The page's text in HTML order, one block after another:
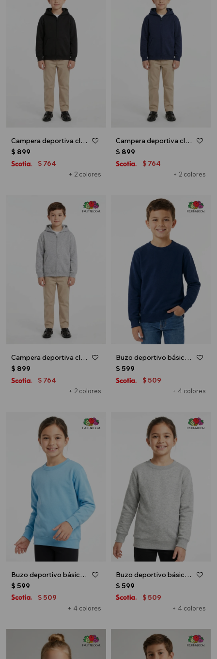
Campera deportiva clásica con capucha - UNISEX - Negro
+ 2 colores
$ 899
$ 764
Campera deportiva clásica con capucha - UNISEX - Azul marino
+ 2 colores
$ 899
$ 764
Campera deportiva clásica con capucha - UNISEX - Gris melange claro
+ 2 colores
$ 899
$ 764
Buzo deportivo básico escote redondo - UNISEX - Azul marino
+ 4 colores
$ 599
$ 509
Buzo deportivo básico escote redondo - UNISEX - Celeste
+ 4 colores
$ 599
$ 509
Buzo deportivo básico escote redondo - UNISEX - Gris melange claro
+ 4 colores
$ 599
$ 509